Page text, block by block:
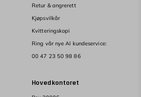
Hovedkontoret
Retur & angrerett
Kjøpsvilkår
Kvitteringskopi
Ring vår nye AI kundeservice:
00 47 23 50 98 86